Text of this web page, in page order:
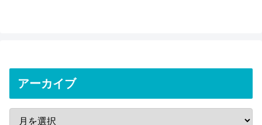
アーカイブ